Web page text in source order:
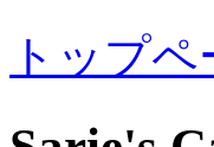
トップペ